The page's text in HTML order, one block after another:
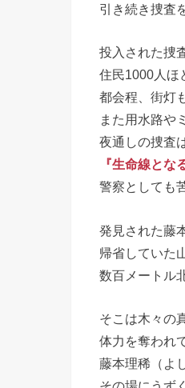
引き続き捜査
投入された捜
住民1000人ほ
都会程、街灯
また用水路や
夜通しの捜査
『生命線とな
警察としても
発見された藤
帰省していた
数百メートル
そこは木々の
体力を奪われ
藤本理稀（よ